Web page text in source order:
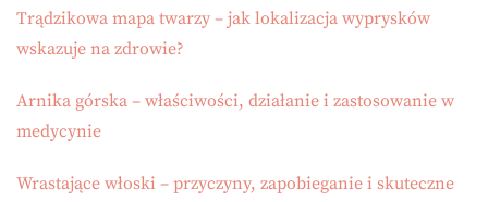
Trądzikowa mapa twarzy – jak lokalizacja wyprysków
wskazuje na zdrowie?
Arnika górska – właściwości, działanie i zastosowanie w
medycynie
Wrastające włoski – przyczyny, zapobieganie i skuteczne